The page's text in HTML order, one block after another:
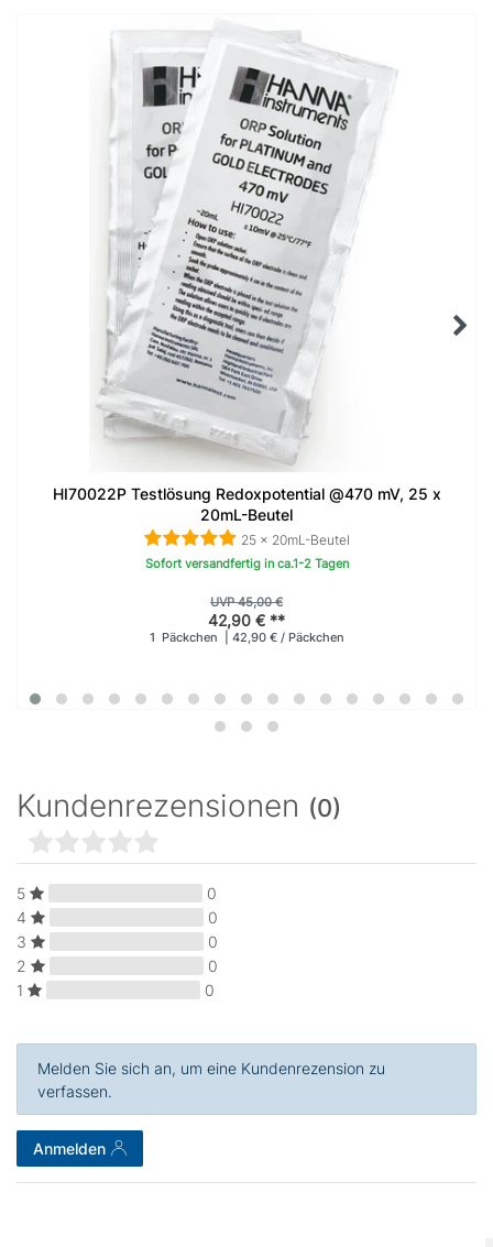
HI70022P Testlösung Redoxpotential @470 mV, 25 x
20mL-Beutel
25 x 20mL-Beutel
Sofort versandfertig in ca.1-2 Tagen
UVP 45,00 €
42,90 € **
1 Päckchen | 42,90 € / Päckchen
Kundenrezensionen (0)
5
0
4
0
3
0
2
0
1
0
Melden Sie sich an, um eine Kundenrezension zu
verfassen.
Anmelden